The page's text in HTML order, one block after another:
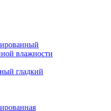
влажности
гладкий